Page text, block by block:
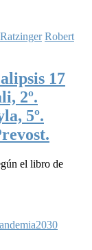
Ratzinger Robert
17
2º.
5º.
el libro de